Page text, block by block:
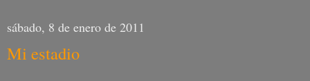
sábado, 8 de enero de 2011
Mi estadio